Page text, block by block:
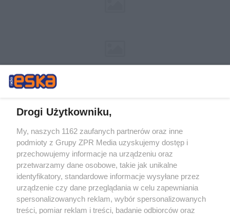
Żaden utwór zamieszczony w serwisie nie może być powielany i
rozpowszechniany lub dalej rozpowszechniany w jakikolwiek sposób (w
tym także elektroniczny lub mechaniczny) na jakimkolwiek polu
eksploatacji w jakiejkolwiek formie, włącznie z umieszczaniem w
Internecie bez pisemnej zgody właściciela praw. Jakiekolwiek użycie lub
wykorzystanie utworów w całości lub w części z naruszeniem prawa,
tzn. bez właściwej zgody, jest zabronione pod groźbą kary i może być
ścigane prawnie.
Drogi Użytkowniku,
My, naszych 1162 zaufanych partnerów oraz inne
podmioty z Grupy ZPR Media uzyskujemy dostęp i
przechowujemy informacje na urządzeniu oraz
przetwarzamy dane osobowe, takie jak unikalne
identyfikatory, standardowe informacje wysyłane przez
urządzenie czy dane przeglądania w celu zapewniania
spersonalizowanych reklam, wybór spersonalizowanych
treści, pomiar reklam i treści, badanie odbiorców oraz